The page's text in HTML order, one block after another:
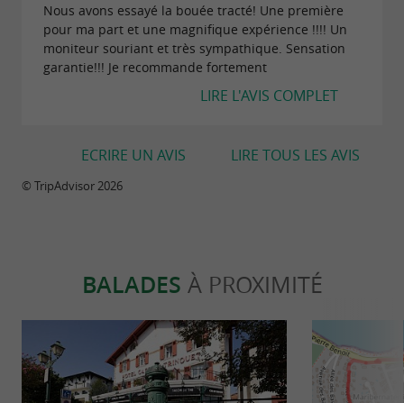
Nous avons essayé la bouée tracté! Une première
pour ma part et une magnifique expérience !!!! Un
moniteur souriant et très sympathique. Sensation
garantie!!! Je recommande fortement
LIRE L'AVIS COMPLET
LIRE TOUS LES AVIS
ECRIRE UN AVIS
© TripAdvisor 2026
BALADES À PROXIMITÉ